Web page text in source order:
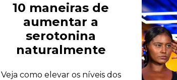
10 maneiras de
aumentar a
serotonina
naturalmente
Veja como elevar os níveis dos